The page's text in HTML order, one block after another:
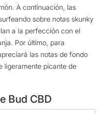
A continuación, las
sobre notas skunky
a la perfección con el
Por último, para
las notas de fondo
ligeramente picante de
Bud CBD